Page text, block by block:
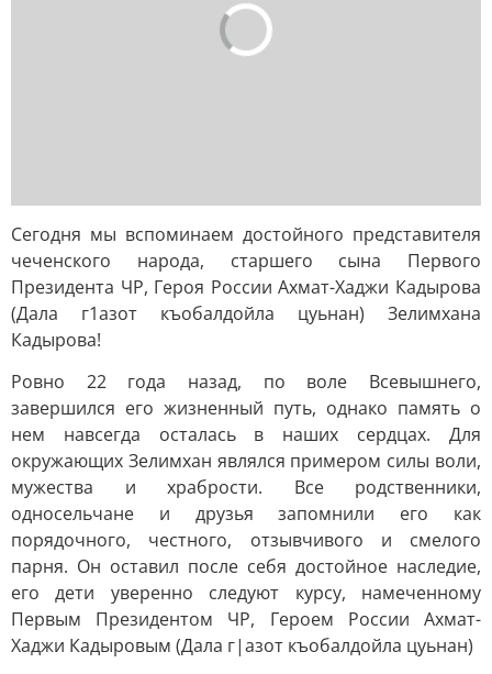
Сегодня мы вспоминаем достойного представителя
чеченского народа, старшего сына Первого
Президента ЧР, Героя России Ахмат-Хаджи Кадырова
(Дала г1азот къобалдойла цуьнан) Зелимхана
Кадырова!
Ровно 22 года назад, по воле Всевышнего,
завершился его жизненный путь, однако память о
нем навсегда осталась в наших сердцах. Для
окружающих Зелимхан являлся примером силы воли,
мужества и храбрости. Все родственники,
односельчане и друзья запомнили его как
порядочного, честного, отзывчивого и смелого
парня. Он оставил после себя достойное наследие,
его дети уверенно следуют курсу, намеченному
Первым Президентом ЧР, Героем России Ахмат-
Хаджи Кадыровым (Дала г|азот къобалдойла цуьнан)